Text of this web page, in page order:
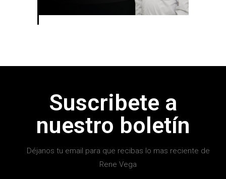
Suscribete a
nuestro boletín
Déjanos tu email para que recibas lo mas reciente de
Rene Vega